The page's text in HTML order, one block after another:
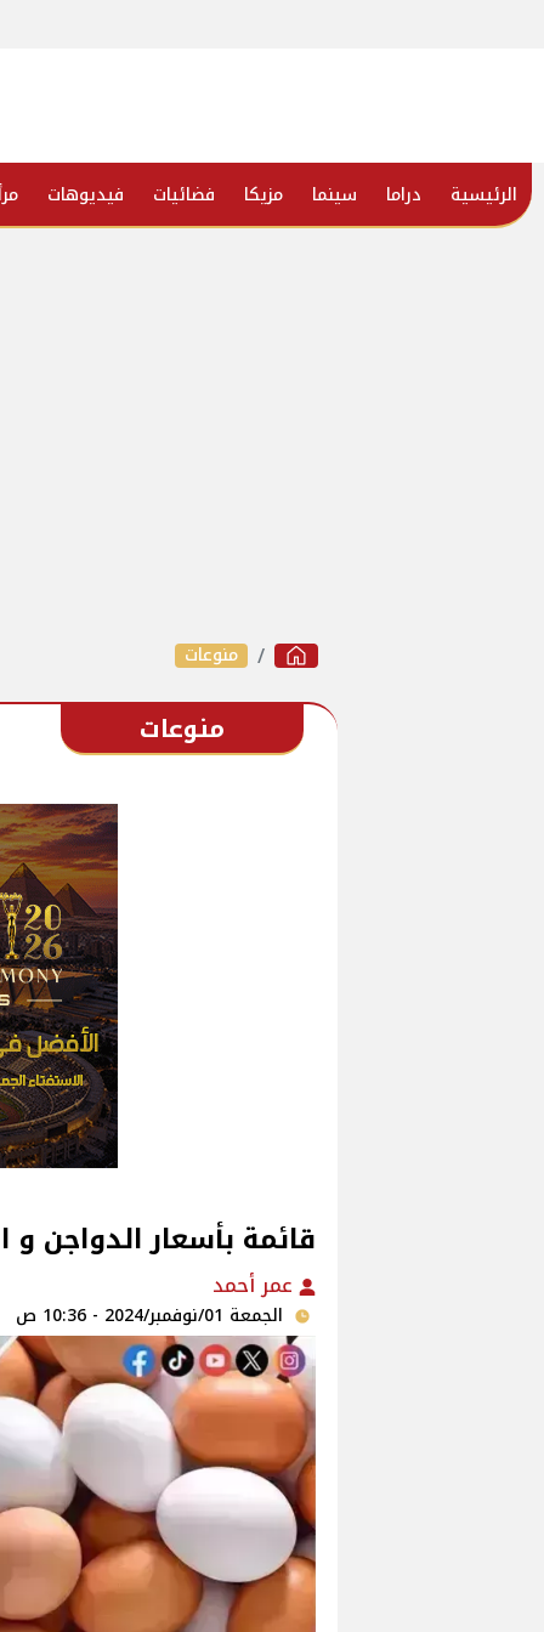
الرئيسية دراما سينما مزيكا فضائيات فيديوهات
منوعات
منوعات
قائمة بأسعار الدواجن
عمر أحمد
الجمعة 01/نوفمبر/2024 - 10:36 ص